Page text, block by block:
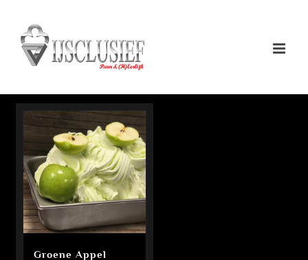
inhoud
Groene Appel